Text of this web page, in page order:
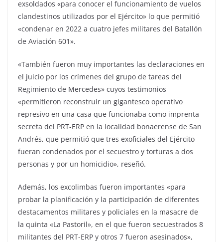
exsoldados «para conocer el funcionamiento de vuelos
clandestinos utilizados por el Ejército» lo que permitió
«condenar en 2022 a cuatro jefes militares del Batallón
de Aviación 601».
«También fueron muy importantes las declaraciones en
el juicio por los crímenes del grupo de tareas del
Regimiento de Mercedes» cuyos testimonios
«permitieron reconstruir un gigantesco operativo
represivo en una casa que funcionaba como imprenta
secreta del PRT-ERP en la localidad bonaerense de San
Andrés, que permitió que tres exoficiales del Ejército
fueran condenados por el secuestro y torturas a dos
personas y por un homicidio», reseñó.
Además, los excolimbas fueron importantes «para
probar la planificación y la participación de diferentes
destacamentos militares y policiales en la masacre de
la quinta «La Pastoril», en el que fueron secuestrados 8
militantes del PRT-ERP y otros 7 fueron asesinados»,